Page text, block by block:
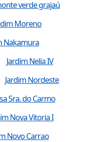
verde grajaú
Moreno
Nakamura
Jardim Nelia IV
Jardim Nordeste
Sra. do Carmo
Nova Vitoria I
Novo Carrao